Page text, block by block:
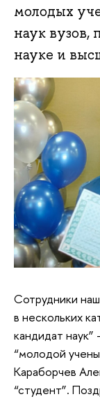
молодых
наук вузов,
науке и
Сотрудники
в нескольких
кандидат наук”
“молодой
Караборчев
“студент”.